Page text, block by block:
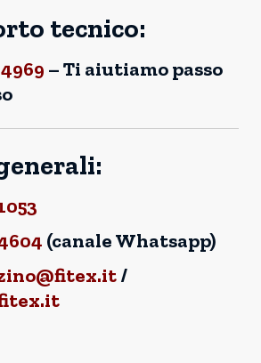
tecnico:
– Ti aiutiamo passo
(canale Whatsapp)
/